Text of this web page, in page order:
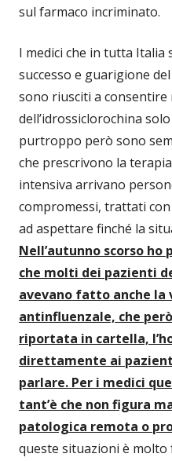
sul farmaco incriminato.
I medici che in tutta
successo e guarigione
sono riusciti a consentire
dell’idrossiclorochina
purtroppo però sono
che prescrivono la
intensiva arrivano
compromessi, trattati
ad aspettare finché la
Nell’autunno scorso
che molti dei pazienti
avevano fatto anche la
antinfluenzale, che
riportata in cartella,
direttamente ai
parlare. Per i medici
tant’è che non figura
patologica remota o
queste situazioni è